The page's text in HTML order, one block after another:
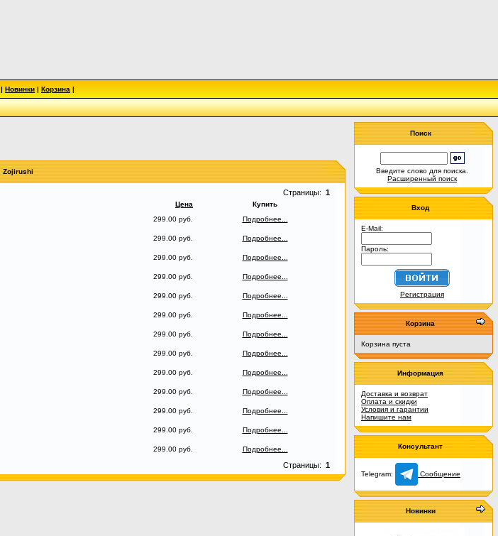
| Новинки | Корзина |
Zojirushi
Страницы: 1
Цена
Купить
299.00 руб.
Подробнее...
299.00 руб.
Подробнее...
299.00 руб.
Подробнее...
299.00 руб.
Подробнее...
299.00 руб.
Подробнее...
299.00 руб.
Подробнее...
299.00 руб.
Подробнее...
299.00 руб.
Подробнее...
299.00 руб.
Подробнее...
299.00 руб.
Подробнее...
299.00 руб.
Подробнее...
299.00 руб.
Подробнее...
299.00 руб. Подробнее...
Страницы: 1
Поиск
Введите слово для поиска.
Расширенный поиск
Вход
E-Mail:
Пароль:
Регистрация
Корзина
Корзина пуста
Информация
Доставка и возврат
Оплата и скидки
Условия и гарантии
Напишите нам
Консультант
Telegram: Сообщение
Новинки